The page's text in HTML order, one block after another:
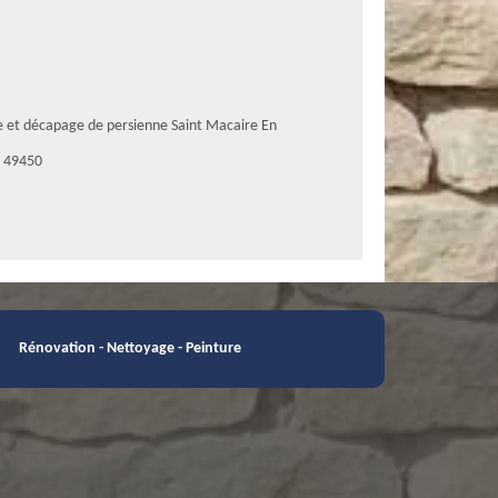
et décapage de persienne Saint Macaire En
49450
Rénovation - Nettoyage - Peinture